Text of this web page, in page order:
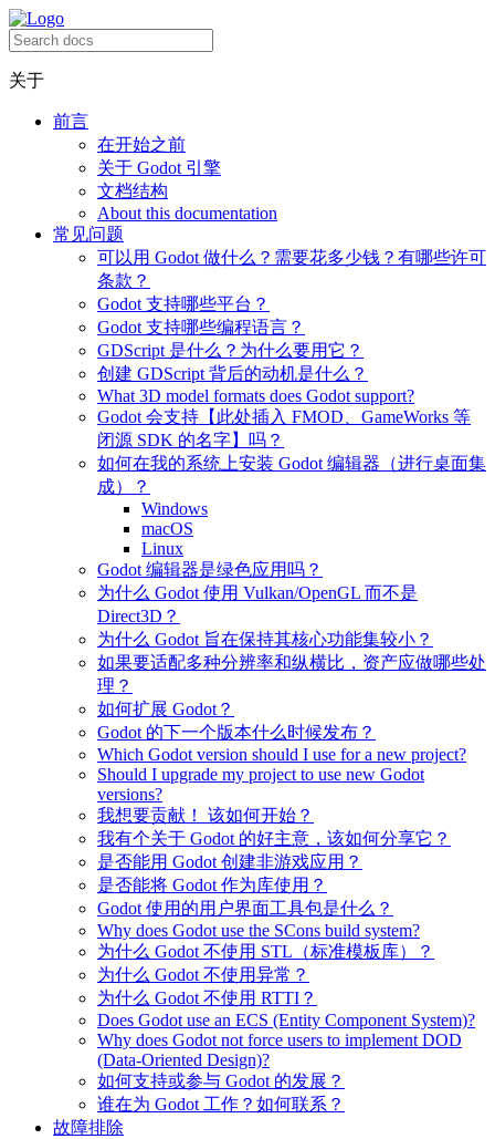
关于
前言
在开始之前
关于 Godot 引擎
文档结构
About this documentation
常见问题
可以用 Godot 做什么？需要花多少钱？有哪些许可
条款？
Godot 支持哪些平台？
Godot 支持哪些编程语言？
GDScript 是什么？为什么要用它？
创建 GDScript 背后的动机是什么？
What 3D model formats does Godot support?
Godot 会支持【此处插入 FMOD、GameWorks 等
闭源 SDK 的名字】吗？
如何在我的系统上安装 Godot 编辑器（进行桌面集
成）？
Windows
macOS
Linux
Godot 编辑器是绿色应用吗？
为什么 Godot 使用 Vulkan/OpenGL 而不是
Direct3D？
为什么 Godot 旨在保持其核心功能集较小？
如果要适配多种分辨率和纵横比，资产应做哪些处
理？
如何扩展 Godot？
Godot 的下一个版本什么时候发布？
Which Godot version should I use for a new project?
Should I upgrade my project to use new Godot
versions?
我想要贡献！ 该如何开始？
我有个关于 Godot 的好主意，该如何分享它？
是否能用 Godot 创建非游戏应用？
是否能将 Godot 作为库使用？
Godot 使用的用户界面工具包是什么？
Why does Godot use the SCons build system?
为什么 Godot 不使用 STL（标准模板库）？
为什么 Godot 不使用异常？
为什么 Godot 不使用 RTTI？
Does Godot use an ECS (Entity Component System)?
Why does Godot not force users to implement DOD
(Data-Oriented Design)?
如何支持或参与 Godot 的发展？
谁在为 Godot 工作？如何联系？
故障排除